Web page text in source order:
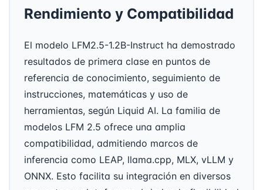
Rendimiento y Compatibilidad
El modelo LFM2.5-1.2B-Instruct ha demostrado
resultados de primera clase en puntos de
referencia de conocimiento, seguimiento de
instrucciones, matemáticas y uso de
herramientas, según Liquid AI. La familia de
modelos LFM 2.5 ofrece una amplia
compatibilidad, admitiendo marcos de
inferencia como LEAP, llama.cpp, MLX, vLLM y
ONNX. Esto facilita su integración en diversos